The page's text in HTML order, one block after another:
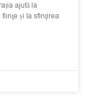
ajută la
și Ia sfinţirea